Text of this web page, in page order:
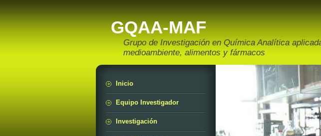
GQAA-MAF
Grupo de Investigación en Química Analítica
medioambiente, alimentos y fármacos
Inicio
Equipo Investigador
Investigación